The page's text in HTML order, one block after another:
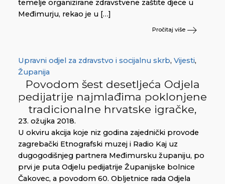
temelje organizirane zdravstvene zaštite djece u
Međimurju, rekao je u […]
Pročitaj više
Upravni odjel za zdravstvo i socijalnu skrb, Vijesti,
Županija
Povodom šest desetljeća Odjela
pedijatrije najmlađima poklonjene
tradicionalne hrvatske igračke,
23. ožujka 2018.
U okviru akcija koje niz godina zajednički provode
zagrebački Etnografski muzej i Radio Kaj uz
dugogodišnjeg partnera Međimursku županiju, po
prvi je puta Odjelu pedijatrije Županijske bolnice
Čakovec, a povodom 60. Obljetnice rada Odjela